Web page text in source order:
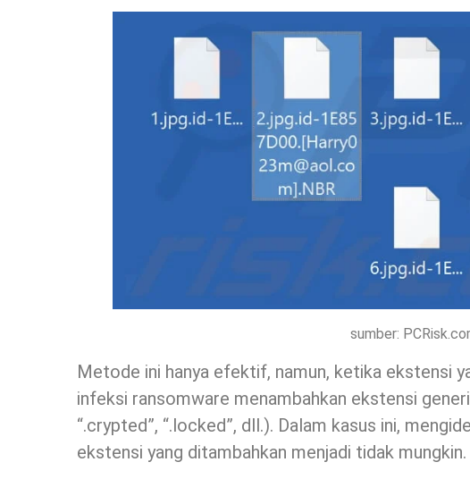
sumber:
Metode ini hanya efektif, namun, ketika ekstensi
infeksi ransomware menambahkan ekstensi
“.crypted”, “.locked”, dll.). Dalam kasus ini,
ekstensi yang ditambahkan menjadi tidak mungkin.